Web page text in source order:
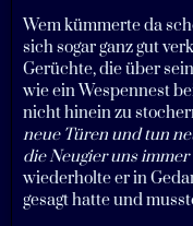
Wem kümmerte da
sich sogar ganz gut
Gerüchte, die über
wie ein Wespennest
nicht hinein zu
neue Türen und tun
die Neugier uns
wiederholte er in
gesagt hatte und